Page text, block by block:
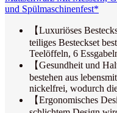
und Spülmaschinenfest*
【Luxuriöses
teiliges Besteckset
Teelöffeln, 6
【Gesundheit und
bestehen aus
nickelfrei, wodurch
【Ergonomisches